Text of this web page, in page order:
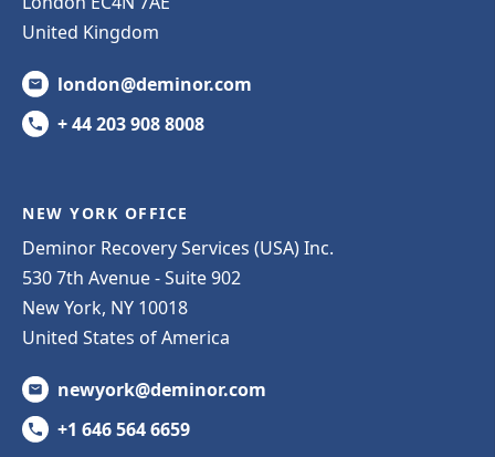
United Kingdom
london@deminor.com
+ 44 203 908 8008
NEW YORK OFFICE
Deminor Recovery Services (USA) Inc.
530 7th Avenue - Suite 902
New York, NY 10018
United States of America
newyork@deminor.com
+1 646 564 6659